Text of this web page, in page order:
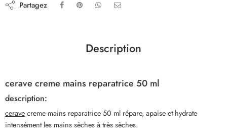
Partagez
Description
cerave creme mains reparatrice 50 ml
description:
ceravecreme mains reparatrice 50 ml répare, apaise et hydrate
intensément les mains sèches à très sèches.